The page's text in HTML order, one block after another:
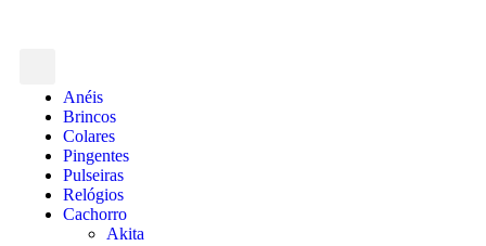
Anéis
Brincos
Colares
Pingentes
Pulseiras
Relógios
Cachorro
Akita